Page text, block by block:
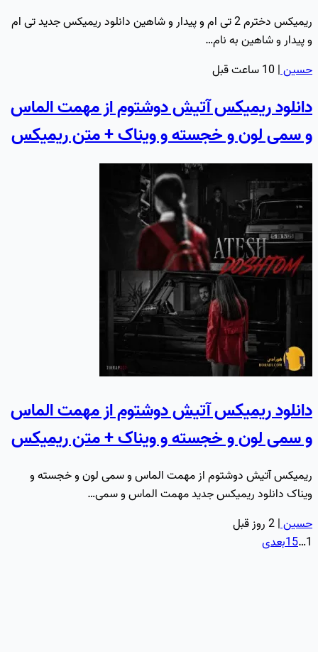
ریمیکس دخترم 2 تی ام و پیدار و شاهین دانلود ریمیکس جدید تی ام
و پیدار و شاهین به نام…
حسین| 10 ساعت قبل
دانلود ریمیکس آتیش دوشتوم از مهمت الماس
و سمی لون و خجسته و ویناک + متن ریمیکس
دانلود ریمیکس آتیش دوشتوم از مهمت الماس
و سمی لون و خجسته و ویناک + متن ریمیکس
ریمیکس آتیش دوشتوم از مهمت الماس و سمی لون و خجسته و
ویناک دانلود ریمیکس جدید مهمت الماس و سمی…
حسین|2 روز قبل
1
…
15بعدی